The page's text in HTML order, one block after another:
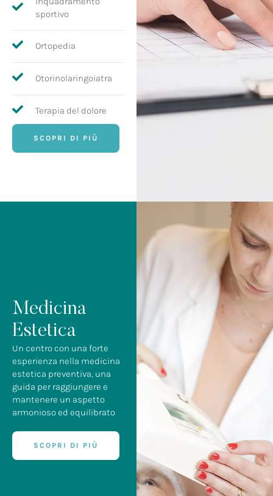
sportivo
Ortopedia
Otorinolaringoiatra
Terapia del dolore
SCOPRI DI PIÙ
Medicina
Estetica
Un centro con una forte
esperienza nella medicina
estetica preventiva, una
guida per raggiungere e
mantenere un aspetto
armonioso ed equilibrato
SCOPRI DI PIÙ